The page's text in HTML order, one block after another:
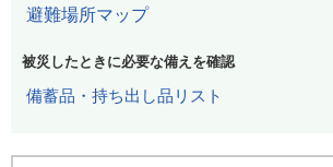
避難場所マップ
被災したときに必要な備えを確認
備蓄品・持ち出し品リスト